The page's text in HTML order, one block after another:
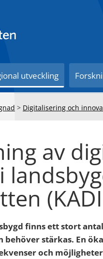
utveckling
> Digitalisering och
av
finns ett stort
behöver stärkas. En
och